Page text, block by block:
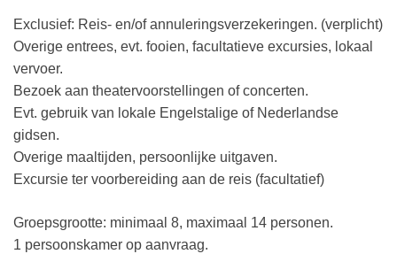
Exclusief: Reis- en/of annuleringsverzekeringen. (verplicht)
Overige entrees, evt. fooien, facultatieve excursies, lokaal
vervoer.
Bezoek aan theatervoorstellingen of concerten.
Evt. gebruik van lokale Engelstalige of Nederlandse
gidsen.
Overige maaltijden, persoonlijke uitgaven.
Excursie ter voorbereiding aan de reis (facultatief)
Groepsgrootte: minimaal 8, maximaal 14 personen.
1 persoonskamer op aanvraag.